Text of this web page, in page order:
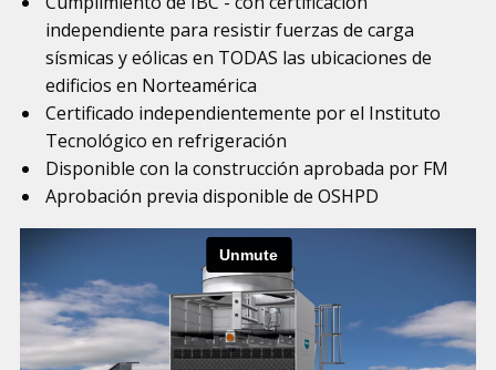
independiente para resistir fuerzas de carga
sísmicas y eólicas en TODAS las ubicaciones de
edificios en Norteamérica
Certificado independientemente por el Instituto
Tecnológico en refrigeración
Disponible con la construcción aprobada por FM
Aprobación previa disponible de OSHPD